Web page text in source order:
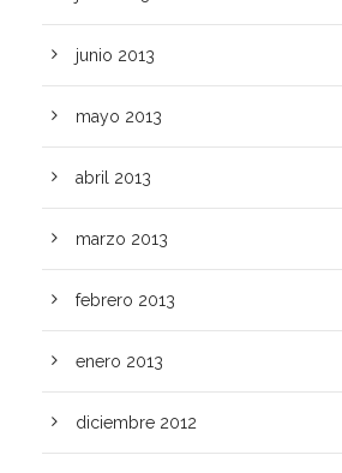
junio 2013
mayo 2013
abril 2013
marzo 2013
febrero 2013
enero 2013
diciembre 2012